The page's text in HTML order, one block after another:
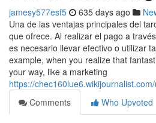
jamesy577esf5 635 days ago
Una de las ventajas principales del
que ofrece. Al realizar el pago a
es necesario llevar efectivo o utilizar
example, when you realize that
your way, like a marketing
https://
Comments
Who Upvoted